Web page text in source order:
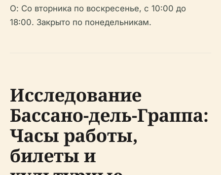
О: Со вторника по воскресенье, с 10:00 до
18:00. Закрыто по понедельникам.
Исследование
Бассано-дель-Граппа:
Часы работы,
билеты и